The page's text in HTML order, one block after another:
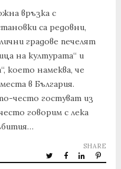
връзка с
са редовни,
градове печелят
на културата“ и
което намеква, че
в България.
често гостуват из
говорим с лека
SHARE